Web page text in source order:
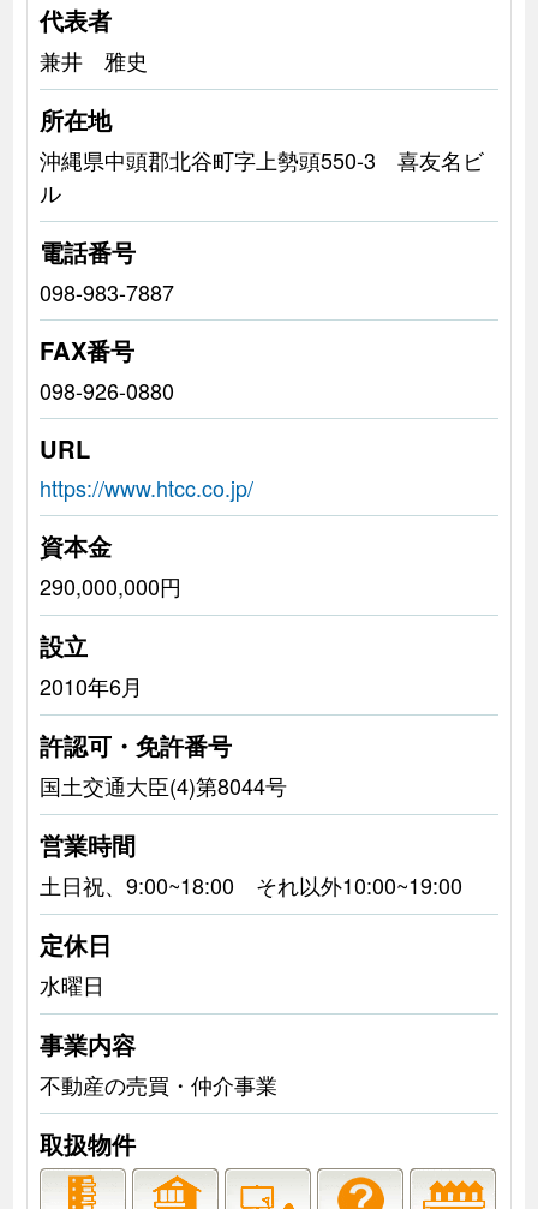
代表者
兼井 雅史
所在地
沖縄県中頭郡北谷町字上勢頭550-3 喜友名ビ
ル
電話番号
098-983-7887
FAX番号
098-926-0880
URL
https://www.htcc.co.jp/
資本金
290,000,000円
設立
2010年6月
許認可・免許番号
国土交通大臣(4)第8044号
営業時間
土日祝、9:00~18:00 それ以外10:00~19:00
定休日
水曜日
事業内容
不動産の売買・仲介事業
取扱物件